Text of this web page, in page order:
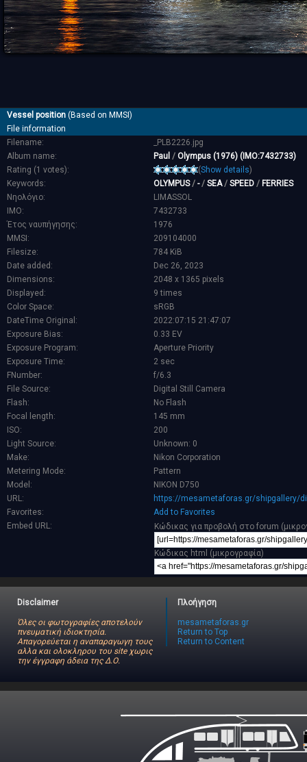
Vessel position (Based on MMSI)
File information
Filename:
_PLB2226.jpg
Album name:
Paul / Olympus (1976) (IMO:7432733)
Rating (1 votes):
(Show details)
Keywords:
OLYMPUS/ -/ SEA/ SPEED / FERRIES
Νηολόγιο:
LIMASSOL
IMO:
7432733
Έτος ναυπήγησης:
1976
MMSI:
209104000
Filesize:
784 KiB
Date added:
Dec 26, 2023
Dimensions:
2048 x 1365 pixels
Displayed:
9 times
Color Space:
sRGB
DateTime Original:
2022:07:15 21:47:07
Exposure Bias:
0.33 EV
Exposure Program:
Aperture Priority
Exposure Time:
2 sec
FNumber:
f/6.3
File Source:
Digital Still Camera
Flash:
No Flash
Focal length:
145 mm
ISO:
200
Light Source:
Unknown: 0
Make:
Nikon Corporation
Metering Mode:
Pattern
Model:
NIKON D750
URL:
https://mesametaforas.gr/shipgallery/
Favorites:
Add to Favorites
Embed URL:
Κώδικας για προβολή στο forum
Κώδικας html (μικρογραφία)
Disclaimer
Όλες οι φωτογραφίες αποτελούν
πνευματική ιδιοκτησία.
Απαγορεύεται η αναπαραγωγη τους
αλλα και ολοκληρου του site χωρις
την έγγραφη άδεια της Δ.Ο.
Πλοήγηση
mesametaforas.gr
Return to Top
Return to Content